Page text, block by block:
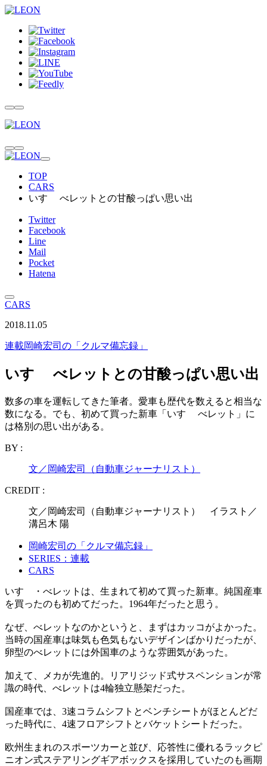
TOP
CARS
いすゞ べレットとの甘酸っぱい思い出
Twitter
Facebook
Line
Mail
Pocket
Hatena
CARS
2018.11.05
連載岡崎宏司の「クルマ備忘録」
いすゞ べレットとの甘酸っぱい思い出
数多の車を運転してきた筆者。愛車も歴代を数えると相当な
数になる。でも、初めて買った新車「いすゞ べレット」に
は格別の思い出がある。
BY :
文／岡崎宏司（自動車ジャーナリスト）
CREDIT :
文／岡崎宏司（自動車ジャーナリスト） イラスト／
溝呂木 陽
岡崎宏司の「クルマ備忘録」
SERIES：連載
CARS
いすゞ・べレットは、生まれて初めて買った新車。純国産車
を買ったのも初めてだった。1964年だったと思う。
なぜ、べレットなのかというと、まずはカッコがよかった。
当時の国産車は味気も色気もないデザインばかりだったが、
卵型のべレットには外国車のような雰囲気があった。
加えて、メカが先進的。リアリジッド式サスペンションが常
識の時代、べレットは4輪独立懸架だった。
国産車では、3速コラムシフトとベンチシートがほとんどだ
った時代に、4速フロアシフトとバケットシートだった。
欧州生まれのスポーツカーと並び、応答性に優れるラックピ
ニオン式ステアリングギアボックスを採用していたのも画期